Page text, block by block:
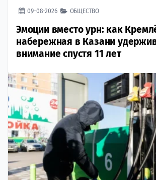
09-08-2026 ОБЩЕСТВО
Эмоции вместо урн: как
набережная в Казани
внимание спустя 11 лет